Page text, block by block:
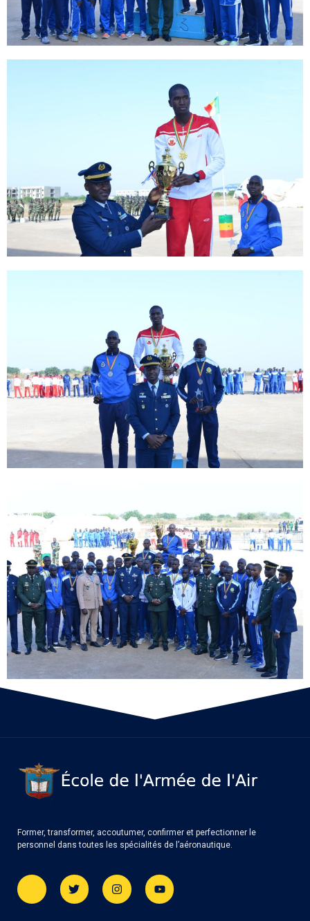
Former, transformer, accoutumer, confirmer et perfectionner le
personnel dans toutes les spécialités de l’aéronautique.